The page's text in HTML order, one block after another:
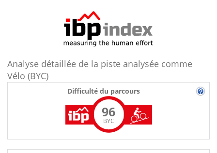
Analyse détaillée de la piste analysée comme
Vélo (BYC)
Difficulté du parcours
96
BYC